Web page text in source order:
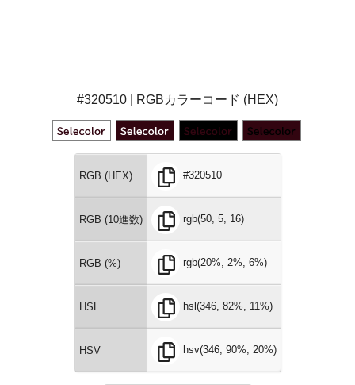
#320510 | RGBカラーコード (HEX)
RGB (HEX) #320510
RGB (10進数) rgb(50, 5, 16)
RGB (%) rgb(20%, 2%, 6%)
HSL hsl(346, 82%, 11%)
HSV hsv(346, 90%, 20%)